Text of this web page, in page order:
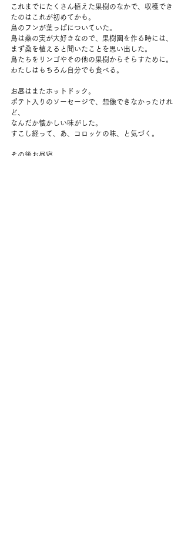
これまでにたくさん植えた果樹のなかで、収穫でき
たのはこれが初めてかも。
鳥のフンが葉っぱについていた。
鳥は桑の実が大好きなので、果樹園を作る時には、
まず桑を植えると聞いたことを思い出した。
鳥たちをリンゴやその他の果樹からそらすために。
わたしはもちろん自分でも食べる。
お昼はまたホットドック。
ポテト入りのソーセージで、想像できなかったけれ
ど、
なんだか懐かしい味がした。
すこし経って、あ、コロッケの味、と気づく。
その後お昼寝。